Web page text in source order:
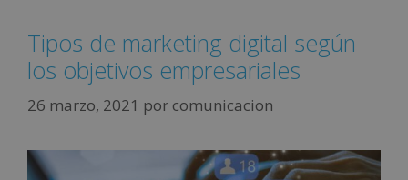
Tipos de marketing digital según
los objetivos empresariales
26 marzo, 2021 por comunicacion